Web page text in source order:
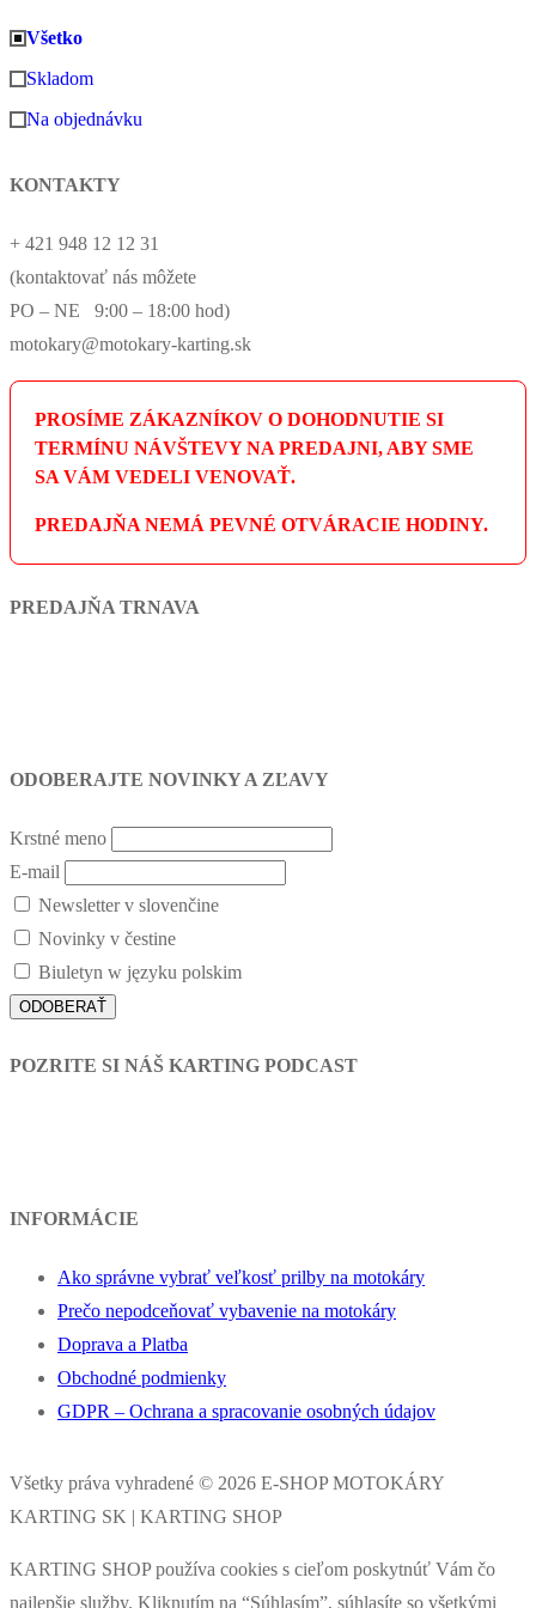
Všetko
Skladom
Na objednávku
KONTAKTY
+ 421 948 12 12 31
(kontaktovať nás môžete
PO – NE 9:00 – 18:00 hod)
motokary@motokary-karting.sk
PROSÍME ZÁKAZNÍKOV O DOHODNUTIE SI
TERMÍNU NÁVŠTEVY NA PREDAJNI, ABY SME
SA VÁM VEDELI VENOVAŤ.
PREDAJŇA NEMÁ PEVNÉ OTVÁRACIE HODINY.
PREDAJŇA TRNAVA
ODOBERAJTE NOVINKY A ZĽAVY
Krstné meno
E-mail
Newsletter v slovenčine
Novinky v čestine
Biuletyn w języku polskim
POZRITE SI NÁŠ KARTING PODCAST
INFORMÁCIE
Ako správne vybrať veľkosť prilby na motokáry
Prečo nepodceňovať vybavenie na motokáry
Doprava a Platba
Obchodné podmienky
GDPR – Ochrana a spracovanie osobných údajov
Všetky práva vyhradené © 2026 E-SHOP MOTOKÁRY
KARTING SK | KARTING SHOP
KARTING SHOP používa cookies s cieľom poskytnúť Vám čo
najlepšie služby. Kliknutím na “Súhlasím”, súhlasíte so všetkými